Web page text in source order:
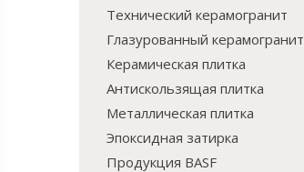
Технический керамогранит
Глазурованный керамогранит
Керамическая плитка
Антискользящая плитка
Металлическая плитка
Эпоксидная затирка
Продукция BASF